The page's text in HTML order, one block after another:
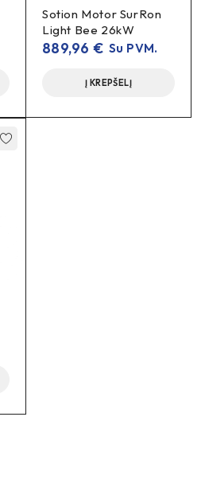
Sotion Motor SurRon
Light Bee 26kW
889,96 € Su PVM.
Į KREPŠELĮ